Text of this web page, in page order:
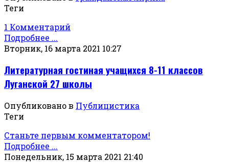
Теги
1 Комментарий
Подробнее ...
Вторник, 16 марта 2021 10:27
Литературная гостиная учащихся 8-11 классов
Луганской 27 школы
Опубликовано в Публицистика
Теги
Станьте первым комментатором!
Подробнее ...
Понедельник, 15 марта 2021 21:40